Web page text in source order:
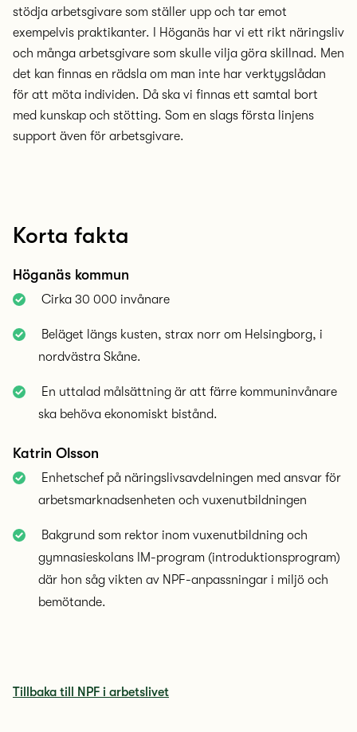
stödja arbetsgivare som ställer upp och tar emot
exempelvis praktikanter. I Höganäs har vi ett rikt näringsliv
och många arbetsgivare som skulle vilja göra skillnad. Men
det kan finnas en rädsla om man inte har verktygslådan
för att möta individen. Då ska vi finnas ett samtal bort
med kunskap och stötting. Som en slags första linjens
support även för arbetsgivare.
Korta fakta
Höganäs kommun
Cirka 30 000 invånare
Beläget längs kusten, strax norr om Helsingborg, i
nordvästra Skåne.
En uttalad målsättning är att färre kommuninvånare
ska behöva ekonomiskt bistånd.
Katrin Olsson
Enhetschef på näringslivsavdelningen med ansvar för
arbetsmarknadsenheten och vuxenutbildningen
Bakgrund som rektor inom vuxenutbildning och
gymnasieskolans IM-program (introduktionsprogram)
där hon såg vikten av NPF-anpassningar i miljö och
bemötande.
Tillbaka till NPF i arbetslivet